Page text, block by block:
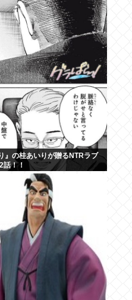
』の桂あいりが贈るNTRラブ
！！